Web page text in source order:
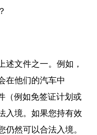
述文件之一。例如，
在他们的汽车中
（例如免签证计划或
入境。如果您持有效
然可以合法入境。